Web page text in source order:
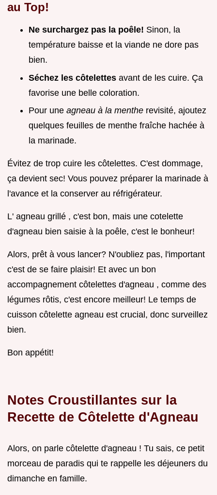
au Top!
Ne surchargez pas la poêle! Sinon, la
température baisse et la viande ne dore pas
bien.
Séchez les côtelettes avant de les cuire. Ça
favorise une belle coloration.
Pour une agneau à la menthe revisité, ajoutez
quelques feuilles de menthe fraîche hachée à
la marinade.
Évitez de trop cuire les côtelettes. C'est dommage,
ça devient sec! Vous pouvez préparer la marinade à
l'avance et la conserver au réfrigérateur.
L' agneau grillé , c'est bon, mais une cotelette
d'agneau bien saisie à la poêle, c'est le bonheur!
Alors, prêt à vous lancer? N'oubliez pas, l'important
c'est de se faire plaisir! Et avec un bon
accompagnement côtelettes d'agneau , comme des
légumes rôtis, c'est encore meilleur! Le temps de
cuisson côtelette agneau est crucial, donc surveillez
bien.
Bon appétit!
Notes Croustillantes sur la
Recette de Côtelette d'Agneau
Alors, on parle côtelette d'agneau ! Tu sais, ce petit
morceau de paradis qui te rappelle les déjeuners du
dimanche en famille.